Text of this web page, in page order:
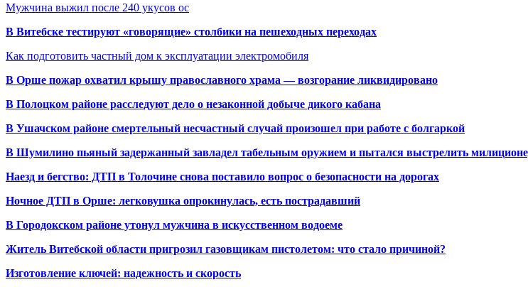
Мужчина выжил после 240 укусов ос
В Витебске тестируют «говорящие» столбики на пешеходных переходах
Как подготовить частный дом к эксплуатации электромобиля
В Орше пожар охватил крышу православного храма — возгорание ликвидировано
В Полоцком районе расследуют дело о незаконной добыче дикого кабана
В Ушачском районе смертельный несчастный случай произошел при работе с болгаркой
В Шумилино пьяный задержанный завладел табельным оружием и пытался выстрелить
Наезд и бегство: ДТП в Толочине снова поставило вопрос о безопасности на дорогах
Ночное ДТП в Орше: легковушка опрокинулась, есть пострадавший
В Городокском районе утонул мужчина в искусственном водоеме
Житель Витебской области пригрозил газовщикам пистолетом: что стало причиной?
Изготовление ключей: надежность и скорость